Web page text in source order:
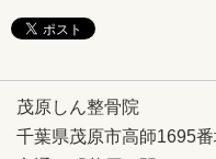
茂原しん整骨院
千葉県茂原市高師1695